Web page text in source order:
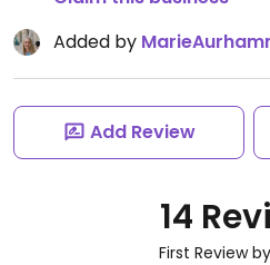
Added by
Add Review
14
First Review by